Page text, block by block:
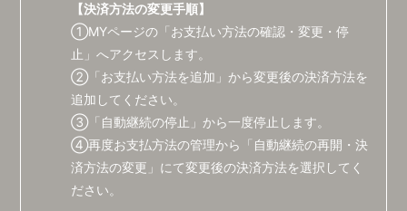
【決済方法の変更手順】
①MYページの「お支払い方法の確認・変更・停
止」へアクセスします。
②「お支払い方法を追加」から変更後の決済方法を
追加してください。
③「自動継続の停止」から一度停止します。
④再度お支払方法の管理から「自動継続の再開・決
済方法の変更」にて変更後の決済方法を選択してく
ださい。